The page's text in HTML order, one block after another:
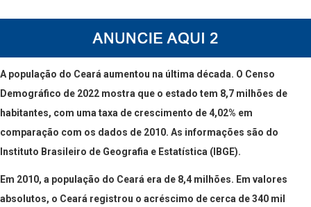
A população do Ceará aumentou na última década. O Censo
Demográfico de 2022 mostra que o estado tem 8,7 milhões de
habitantes, com uma taxa de crescimento de 4,02% em
comparação com os dados de 2010. As informações são do
Instituto Brasileiro de Geografia e Estatística (IBGE).
Em 2010, a população do Ceará era de 8,4 milhões. Em valores
absolutos, o Ceará registrou o acréscimo de cerca de 340 mil